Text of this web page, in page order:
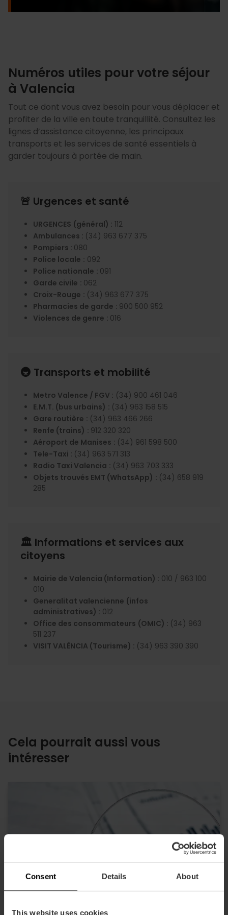
Consent Details About
This website uses cookies
Numéros utiles pour votre séjour
à Valencia
Tout ce dont vous avez besoin pour vous déplacer et
profiter de la ville en toute tranquillité. Consultez les
lignes d’assistance citoyenne, les principaux
transports et les services de santé essentiels à
garder toujours à portée de main.
🚨 Urgences et santé
URGENCES (général) : 112
Ambulances : (34) 963 677 375
Pompiers : 080
Police locale : 092
Police nationale : 091
Garde civile : 062
Croix-Rouge : (34) 963 677 375
Pharmacies de garde : 900 500 952
Violences de genre : 016
🚇 Transports et mobilité
Metro Valence / FGV : (34) 900 461 046
E.M.T. (bus urbains) : (34) 963 158 515
Gare routière : (34) 963 466 266
Renfe (trains) : 912 320 320
Aéroport de Manises : (34) 961 598 500
Tele-Taxi : (34) 963 571 313
Radio Taxi Valencia : (34) 963 703 333
Objets trouvés EMT (WhatsApp) : (34) 658 919
285
🏛️ Informations et services aux
citoyens
Mairie de Valencia (Information) : 010 / 963 100
010
Generalitat valencienne (infos
administratives) : 012
Office des consommateurs (OMIC) : (34) 963
511 237
VISIT VALÈNCIA (Tourisme) : (34) 963 390 390
Cela pourrait aussi vous
intéresser